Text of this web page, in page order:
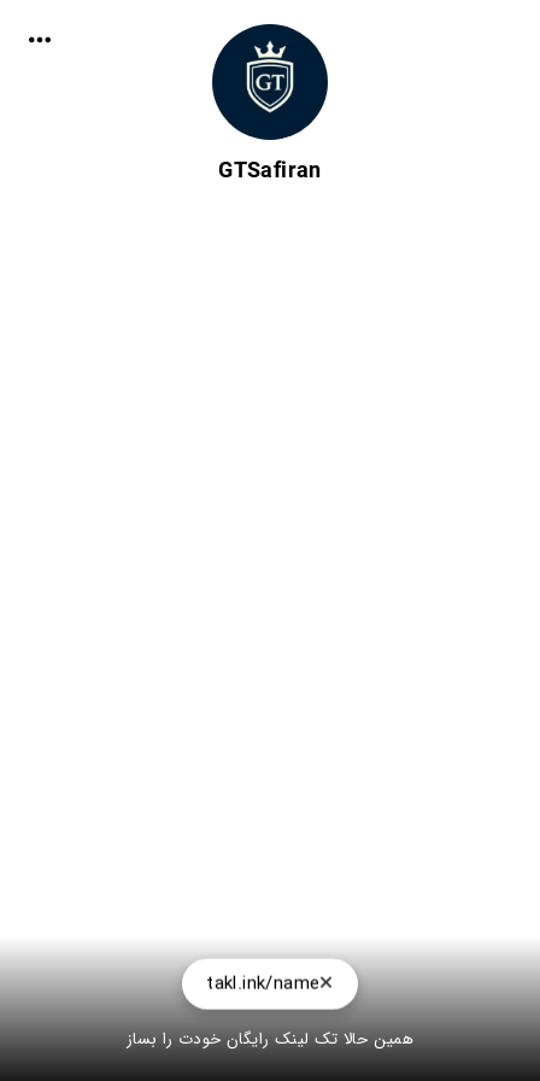
GTSafiran
takl.ink/name
همین حالا تک لینک رایگان خودت را بساز